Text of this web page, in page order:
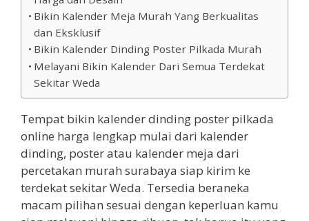
Bikin Kalender Meja Murah Yang Berkualitas
dan Eksklusif
Bikin Kalender Dinding Poster Pilkada Murah
Melayani Bikin Kalender Dari Semua Terdekat
Sekitar Weda
Tempat bikin kalender dinding poster pilkada
online harga lengkap mulai dari kalender
dinding, poster atau kalender meja dari
percetakan murah surabaya siap kirim ke
terdekat sekitar Weda. Tersedia beraneka
macam pilihan sesuai dengan keperluan kamu